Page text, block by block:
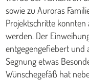
sowie zu Auroras
Projektschritte
werden. Der
entgegengefiebert und
Segnung etwas
Wünschegefäß hat